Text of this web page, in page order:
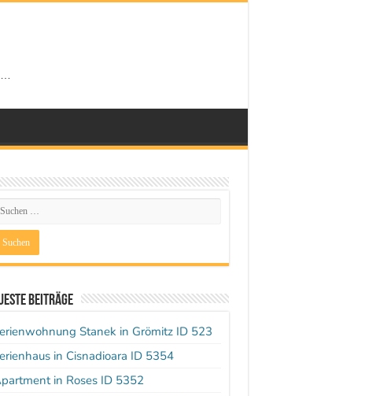
Beiträge
Stanek in Grömitz ID 523
in Cisnadioara ID 5354
in Roses ID 5352